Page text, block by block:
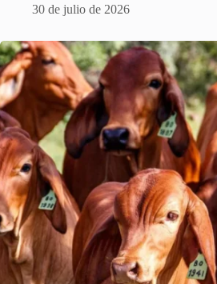
30 de julio de 2026